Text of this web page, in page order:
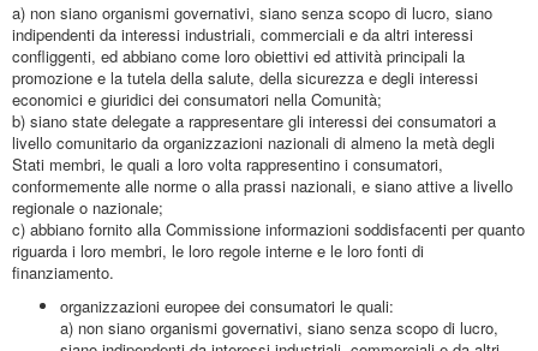
a) non siano organismi governativi, siano senza scopo di lucro, siano
indipendenti da interessi industriali, commerciali e da altri interessi
confliggenti, ed abbiano come loro obiettivi ed attività principali la
promozione e la tutela della salute, della sicurezza e degli interessi
economici e giuridici dei consumatori nella Comunità;
b) siano state delegate a rappresentare gli interessi dei consumatori a
livello comunitario da organizzazioni nazionali di almeno la metà degli
Stati membri, le quali a loro volta rappresentino i consumatori,
conformemente alle norme o alla prassi nazionali, e siano attive a livello
regionale o nazionale;
c) abbiano fornito alla Commissione informazioni soddisfacenti per quanto
riguarda i loro membri, le loro regole interne e le loro fonti di
finanziamento.
organizzazioni europee dei consumatori le quali:
a) non siano organismi governativi, siano senza scopo di lucro,